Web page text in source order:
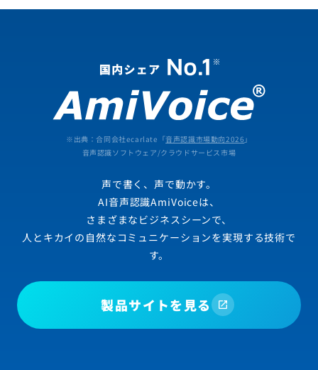
※出典：合同会社ecarlate「音声認識市場動向2026 」
音声認識ソフトウェア/クラウドサービス市場
声で書く、声で動かす。
AI音声認識AmiVoiceは、
さまざまなビジネスシーンで、
人とキカイの自然なコミュニケーションを実現する技術で
す。
製品サイトを見る